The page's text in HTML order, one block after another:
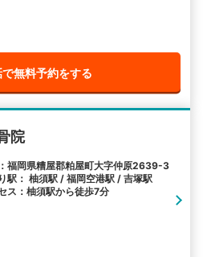
で無料予約をする
院
福岡県糟屋郡粕屋町大字仲原2639-3
駅： 柚須駅 / 福岡空港駅 / 吉塚駅
ス：柚須駅から徒歩7分